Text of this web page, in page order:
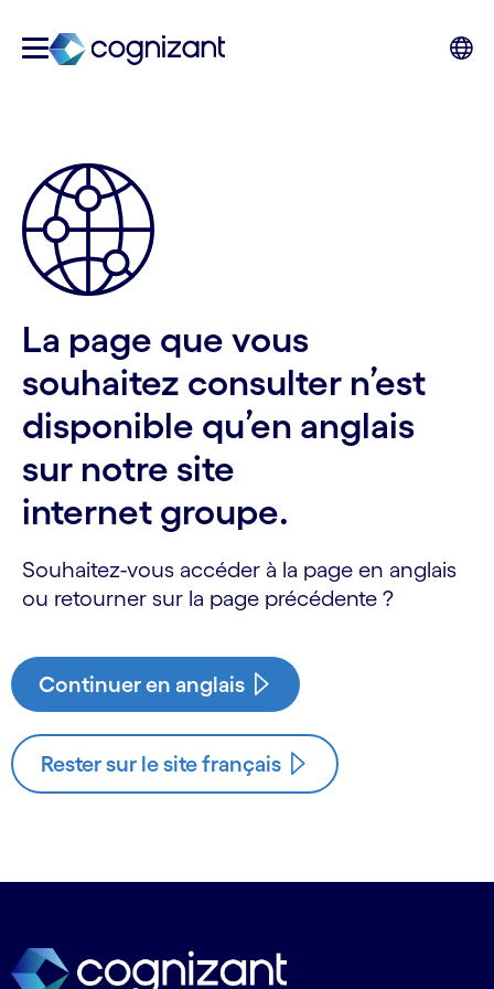
La page que vous
souhaitez consulter n’est
disponible qu’en anglais
sur notre site
internet groupe.
Souhaitez-vous accéder à la page en anglais
ou retourner sur la page précédente ?
Continuer en anglais
Rester sur le site français